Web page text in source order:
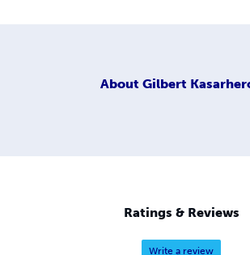
About Gilbert
Ratings & Reviews
Write a review